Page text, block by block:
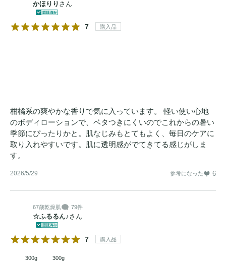
かほりり さん
7 購入品
柑橘系の爽やかな香りで気に入っています。 軽い使い心地
のボディローションで、ベタつきにくいのでこれからの暑い
季節にぴったりかと。肌なじみもとてもよく、毎日のケアに
取り入れやすいです。肌に透明感がでてきてる感じがしま
す。
2026/5/29 参考になった 6
67歳乾燥肌 79件
☆ふるるん♪さん
7 購入品
300g 300g